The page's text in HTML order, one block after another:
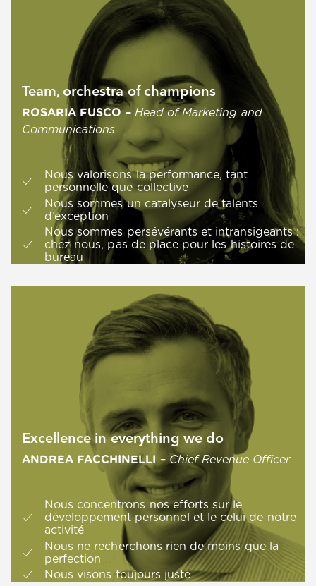
Team, orchestra of champions
ROSARIA FUSCO – Head of Marketing and
Communications
Nous valorisons la performance, tant
personnelle que collective
Nous sommes un catalyseur de talents
d’exception
Nous sommes persévérants et intransigeants :
chez nous, pas de place pour les histoires de
bureau
Excellence in everything we do
ANDREA FACCHINELLI – Chief Revenue Officer
Nous concentrons nos efforts sur le
développement personnel et le celui de notre
activité
Nous ne recherchons rien de moins que la
perfection
Nous visons toujours juste